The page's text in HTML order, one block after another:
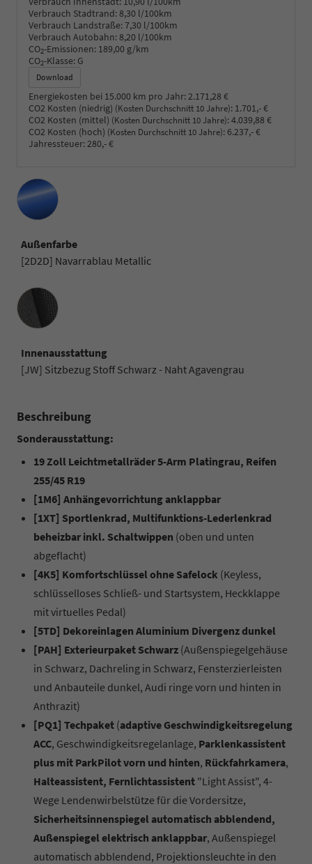
Verbrauch Stadtrand:8,30 l/100km
Verbrauch Landstraße:7,30 l/100km
Verbrauch Autobahn:8,20 l/100km
CO2-Emissionen: 189,00 g/km
CO2-Klasse: G
Download
Energiekosten bei 15.000 km pro Jahr: 2.171,28 €
CO2 Kosten (niedrig) (Kosten Durchschnitt 10 Jahre): 1.701,- €
CO2 Kosten (mittel) (Kosten Durchschnitt 10 Jahre):4.039,88 €
CO2 Kosten (hoch) (Kosten Durchschnitt 10 Jahre): 6.237,- €
Jahressteuer: 280,- €
Außenfarbe
[2D2D] Navarrablau Metallic
Innenausstattung
Innenausstattung
[JW] Sitzbezug Stoff Schwarz - Naht Agavengrau
Beschreibung
Sonderausstattung:
19 Zoll Leichtmetallräder 5-Arm Platingrau, Reifen
255/45 R19
[1M6] Anhängevorrichtung anklappbar
[1XT] Sportlenkrad, Multifunktions-Lederlenkrad
beheizbar inkl. Schaltwippen (oben und unten
abgeflacht)
[4K5] Komfortschlüssel ohne Safelock (Keyless,
schlüsselloses Schließ- und Startsystem, Heckklappe
mit virtuelles Pedal)
[5TD] Dekoreinlagen Aluminium Divergenz dunkel
[PAH] Exterieurpaket Schwarz (Außenspiegelgehäuse
in Schwarz, Dachreling in Schwarz, Fensterzierleisten
und Anbauteile dunkel, Audi ringe vorn und hinten in
Anthrazit)
[PQ1] Techpaket (adaptive Geschwindigkeitsregelung
ACC, Geschwindigkeitsregelanlage, Parklenkassistent
plus mit ParkPilot vorn und hinten, Rückfahrkamera,
Halteassistent, Fernlichtassistent "Light Assist", 4-
Wege Lendenwirbelstütze für die Vordersitze,
Sicherheitsinnenspiegel automatisch abblendend,
Außenspiegel elektrisch anklappbar, Außenspiegel
automatisch abblendend, Projektionsleuchte in den